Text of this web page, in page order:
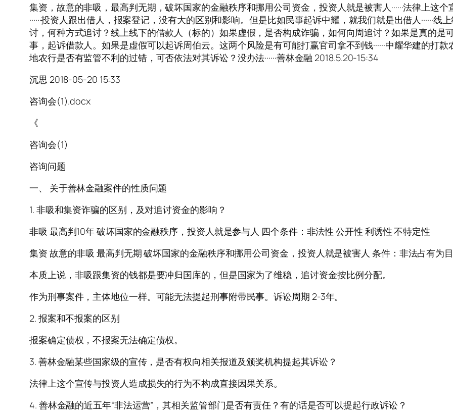
集资，故意的非吸，最高判无期，破坏国家的金融秩序和挪用公司资金，投资人就是被害人······法律上这
······投资人跟出借人，报案登记，没有大的区别和影响。但是比如民事起诉中耀，就我们就是出借人······
讨，何种方式追讨？线上线下的借款人（标的）如果虚假，是否构成诈骗，如何向周追讨？如果是真的是
事，起诉借款人。如果是虚假可以起诉周伯云。这两个风险是有可能打赢官司拿不到钱······中耀华建的打
地农行是否有监管不利的过错，可否依法对其诉讼？没办法······善林金融 2018.5.20-15:34
沉思 2018-05-20 15:33
咨询会(1).docx
《
咨询会(1)
咨询问题
一、 关于善林金融案件的性质问题
1. 非吸和集资诈骗的区别，及对追讨资金的影响？
非吸 最高判10年 破坏国家的金融秩序，投资人就是参与人 四个条件：非法性 公开性 利诱性 不特定性
集资 故意的非吸 最高判无期 破坏国家的金融秩序和挪用公司资金，投资人就是被害人 条件：非法占有为
本质上说，非吸跟集资的钱都是要冲归国库的，但是国家为了维稳，追讨资金按比例分配。
作为刑事案件，主体地位一样。可能无法提起刑事附带民事。诉讼周期 2-3年。
2. 报案和不报案的区别
报案确定债权，不报案无法确定债权。
3. 善林金融某些国家级的宣传，是否有权向相关报道及颁奖机构提起其诉讼？
法律上这个宣传与投资人造成损失的行为不构成直接因果关系。
4. 善林金融的近五年“非法运营”，其相关监管部门是否有责任？有的话是否可以提起行政诉讼？